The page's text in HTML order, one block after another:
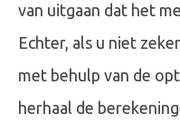
van uitgaan dat het
Echter, als u niet
met behulp van de
herhaal de